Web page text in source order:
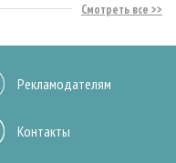
Смотреть все
Рекламодателям
Контакты